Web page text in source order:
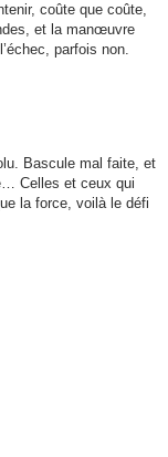
coûte que coûte,
et la manœuvre
parfois non.
Bascule mal faite, et
Celles et ceux qui
la force, voilà le défi